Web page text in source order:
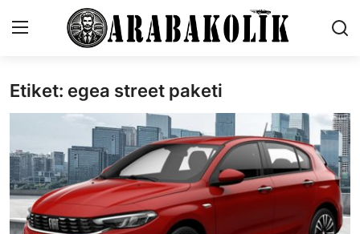
İletişim
Karşılaştırmalar
Testler
Etiket: egea street paketi